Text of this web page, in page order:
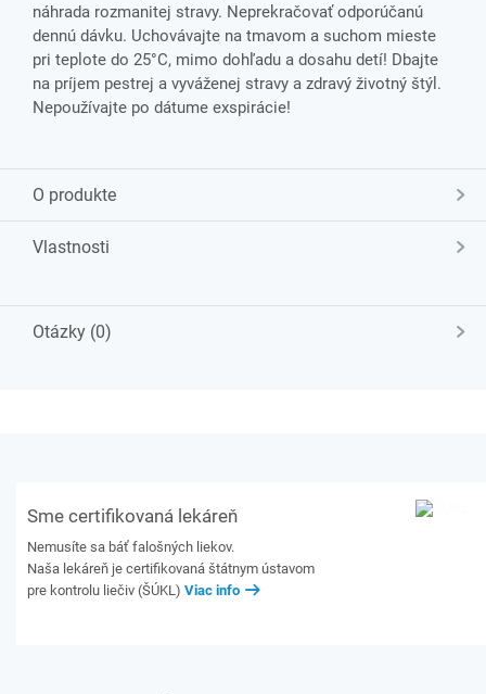
náhrada rozmanitej stravy. Neprekračovať odporúčanú
dennú dávku. Uchovávajte na tmavom a suchom mieste
pri teplote do 25°C, mimo dohľadu a dosahu detí! Dbajte
na príjem pestrej a vyváženej stravy a zdravý životný štýl.
Nepoužívajte po dátume exspirácie!
O produkte
Vlastnosti
Otázky (0)
Sme certifikovaná lekáreň
Nemusíte sa báť falošných liekov.
Naša lekáreň je certifikovaná štátnym ústavom
pre kontrolu liečiv (ŠÚKL) Viac info